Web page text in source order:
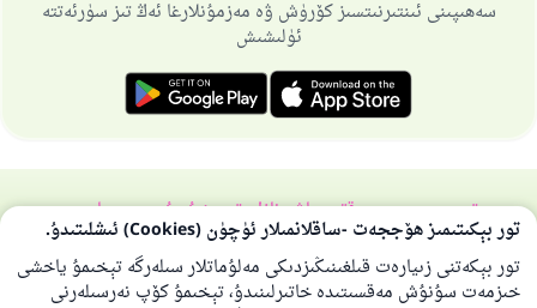
سەھىپىنى ئىنتىرنىتسىز كۆرۈش ۋە مەزمۇنلارغا ئەڭ تىز سۈرئەتتە
ئۈلىشىش
تورسەھىپىسى ھەققىدەباش نازارەتچىخۇسۇسىي سىياسەت
بارلىق ھوقۇق ئىسلام سوئال-جاۋاپ تورىغا مەنسۇپتۇر 1997-2025 ©
تور بېكىتىمىز ھۆججەت -ساقلانمىلار ئۈچۈن (Cookies) ئىشلىتىدۇ.
تور بېكەتنى زىيارەت قىلغىنىڭىزدىكى مەلۇماتلار سىلەرگە تېخىمۇ ياخشى
خىزمەت سۇنۇش مەقسىتىدە خاتىرلىنىدۇ، تېخىمۇ كۆپ نەرسىلەرنى